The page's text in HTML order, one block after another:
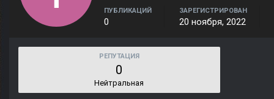
ПУБЛИКАЦИЙ
0
ЗАРЕГИСТРИРОВАН
20 ноября, 2022
РЕПУТАЦИЯ
0
Нейтральная